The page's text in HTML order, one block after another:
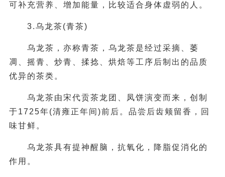
可补充营养、增加能量，比较适合身体虚弱的人。
3.乌龙茶(青茶)
乌龙茶，亦称青茶，乌龙茶是经过采摘、萎
凋、摇青、炒青、揉捻、烘焙等工序后制出的品质
优异的茶类。
乌龙茶由宋代贡茶龙团、凤饼演变而来，创制
于1725年(清雍正年间)前后。品尝后齿颊留香，回
味甘鲜。
乌龙茶具有提神醒脑，抗氧化，降脂促消化的
作用。